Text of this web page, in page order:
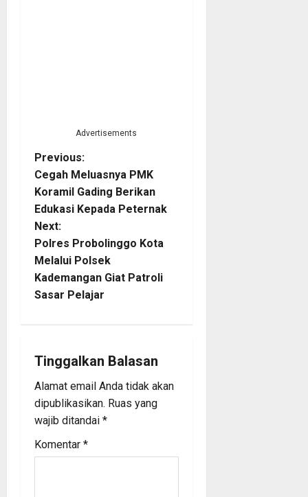
Advertisements
P
o
s
t
n
a
i
g
a
t
Previous:
Cegah Meluasnya PMK
Koramil Gading Berikan
Edukasi Kepada Peternak
Next:
Polres Probolinggo Kota
Melalui Polsek
Kademangan Giat Patroli
Sasar Pelajar
Tinggalkan Balasan
Alamat email Anda tidak akan
dipublikasikan. Ruas yang
wajib ditandai *
Komentar *